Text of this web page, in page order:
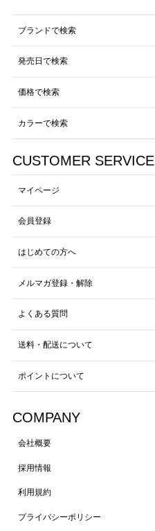
ブランドで検索
発売日で検索
価格で検索
カラーで検索
CUSTOMER SERVICE
マイページ
会員登録
はじめての方へ
メルマガ登録・解除
よくある質問
送料・配送について
ポイントについて
COMPANY
会社概要
採用情報
利用規約
プライバシーポリシー